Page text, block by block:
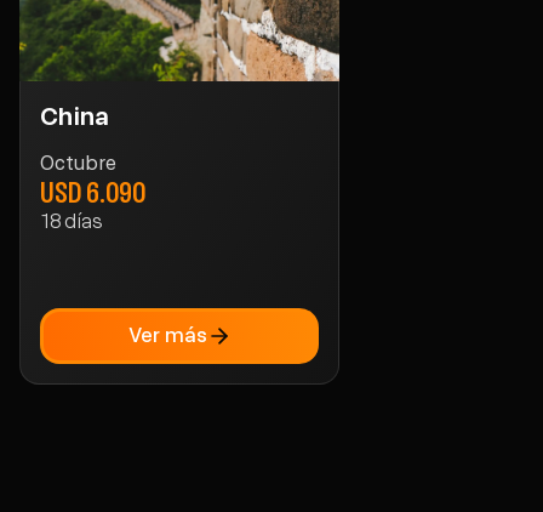
China
Octubre
USD 6.090
18días
Ver más